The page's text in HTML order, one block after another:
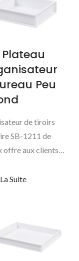
Peu
de tiroirs
SB-1211 de
offre aux clients
Suite